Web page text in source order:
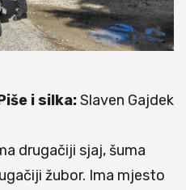
i silka:Slaven Gajdek
drugačiji sjaj, šuma
žubor. Ima mjesto